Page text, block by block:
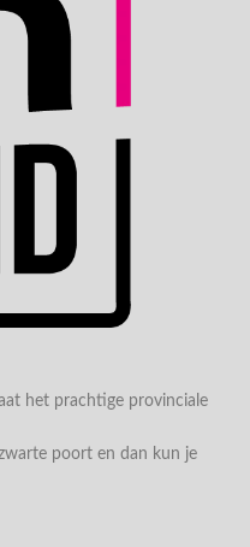
het prachtige provinciale
poort en dan kun je